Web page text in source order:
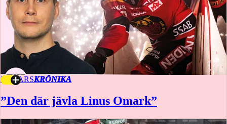
29 MARSKRÖNIKA
”Den där jävla Linus Omark”